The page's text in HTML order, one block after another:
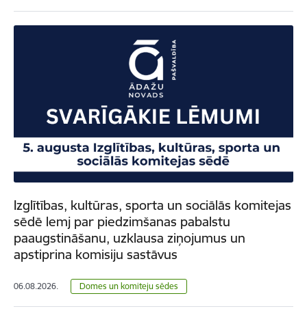
Izglītības, kultūras, sporta un sociālās komitejas
sēdē lemj par piedzimšanas pabalstu
paaugstināšanu, uzklausa ziņojumus un
apstiprina komisiju sastāvus
06.08.2026. Domes un komiteju sēdes